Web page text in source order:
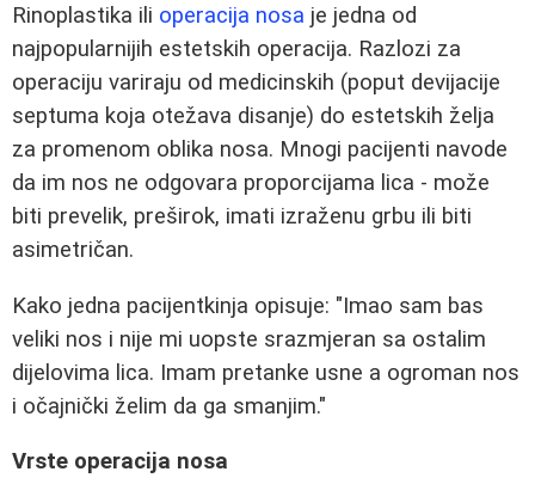
Rinoplastika ili operacija nosa je jedna od
najpopularnijih estetskih operacija. Razlozi za
operaciju variraju od medicinskih (poput devijacije
septuma koja otežava disanje) do estetskih želja
za promenom oblika nosa. Mnogi pacijenti navode
da im nos ne odgovara proporcijama lica - može
biti prevelik, preširok, imati izraženu grbu ili biti
asimetričan.
Kako jedna pacijentkinja opisuje: "Imao sam bas
veliki nos i nije mi uopste srazmjeran sa ostalim
dijelovima lica. Imam pretanke usne a ogroman nos
i očajnički želim da ga smanjim."
Vrste operacija nosa